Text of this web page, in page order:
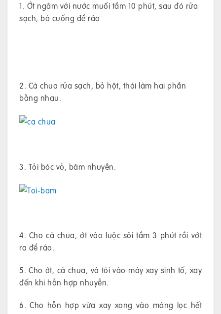
1. Ớt ngâm với nước muối tầm 10 phút, sau đó rửa
sạch, bỏ cuống để ráo
2. Cà chua rửa sạch, bỏ hột, thái làm hai phần
bằng nhau.
3. Tỏi bóc vỏ, băm nhuyễn.
4. Cho cà chua, ớt vào luộc sôi tầm 3 phút rồi vớt
ra để ráo.
5. Cho ớt, cà chua, và tỏi vào máy xay sinh tố, xay
đến khi hỗn hợp nhuyễn.
6. Cho hỗn hợp vừa xay xong vào màng lọc hết